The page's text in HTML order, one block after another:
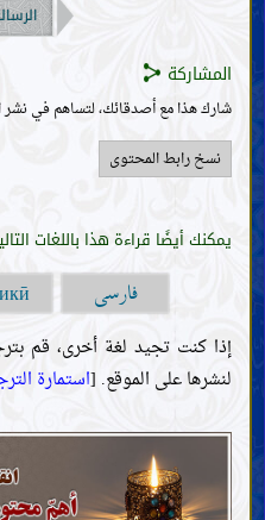
المشاركة
شارك هذا مع أصدقائك، لتساهم في نشر
نسخ رابط المحتوى
يمكنك أيضًا قراءة هذا باللغات
فارسی
إذا كنت تجيد لغة أخرى، قم
لنشرها على الموقع. [استمارة